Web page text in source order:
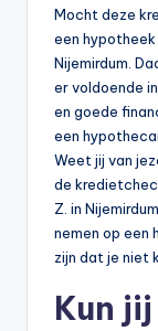
Mocht deze
een
Nijemirdum.
er voldoende
en goede
een
Weet jij van
de
Z. in
nemen op een
zijn dat je niet
Kun